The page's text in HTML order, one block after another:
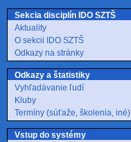
Sekcia disciplín IDO SZTŠ
Aktuality
O sekcii IDO SZTŠ
Odkazy na stránky
Odkazy a štatistiky
Vyhľadávanie ľudí
Kluby
Termíny (súťaže, školenia, iné)
Vstup do systémy